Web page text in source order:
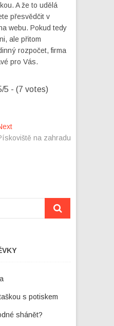
A že to udělá
přesvědčit v
webu. Pokud tedy
ale přitom
rozpočet, firma
pro Vás.
5 - (7 votes)
Next
post: na zahradu
s potiskem
shánět?